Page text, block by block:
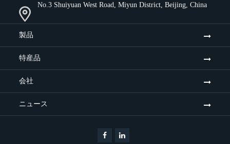
No.3 Shuiyuan West Road, Miyun District, Beijing, China
製品
特産品
会社
ニュース